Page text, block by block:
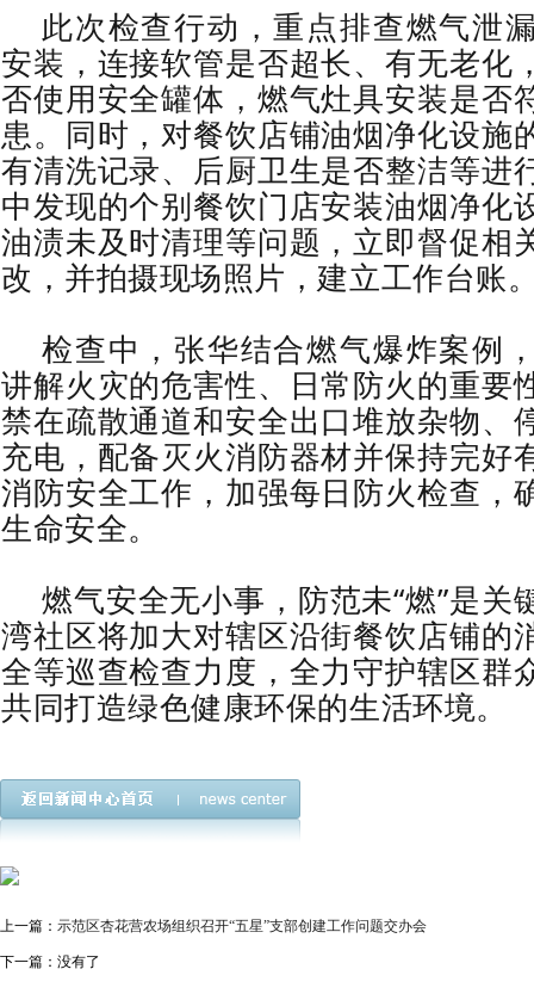
此次检查行动，重点排查燃气泄
安装，连接软管是否超长、有无老化
否使用安全罐体，燃气灶具安装是否
患。同时，对餐饮店铺油烟净化设施
有清洗记录、后厨卫生是否整洁等进
中发现的个别餐饮门店安装油烟净化
油渍未及时清理等问题，立即督促相
改，并拍摄现场照片，建立工作台账
检查中，张华结合燃气爆炸案例
讲解火灾的危害性、日常防火的重要
禁在疏散通道和安全出口堆放杂物、
充电，配备灭火消防器材并保持完好
消防安全工作，加强每日防火检查，
生命安全。
燃气安全无小事，防范未“燃”是关
湾社区将加大对辖区沿街餐饮店铺的
全等巡查检查力度，全力守护辖区群
共同打造绿色健康环保的生活环境。
上一篇： 示范区杏花营农场组织召开“五星”支部创建工作问题交办会
下一篇：没有了